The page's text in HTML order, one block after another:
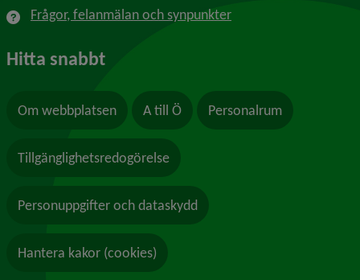
Frågor, felanmälan och synpunkter
Hitta snabbt
Om webbplatsen A till Ö Personalrum
Tillgänglighetsredogörelse
Personuppgifter och dataskydd
Hantera kakor (cookies)